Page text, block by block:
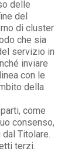
delle
del
di cluster
che sia
servizio in
inviare
con le
della
come
consenso,
Titolare.
terzi.